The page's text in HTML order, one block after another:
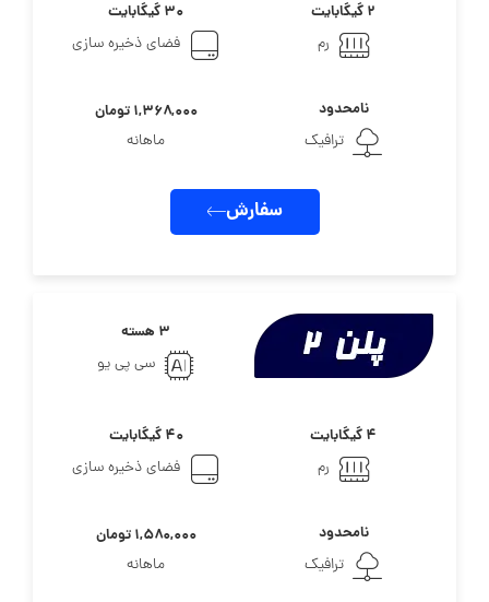
۲ گیگابایت
رم
۳۰ گیگابایت
فضای ذخیره سازی
نامحدود
ترافیک
۱,۳۶۸,۰۰۰ تومان
ماهانه
سفارش
۳ هسته
سی پی یو
۴ گیگابایت
رم
۴۰ گیگابایت
فضای ذخیره سازی
نامحدود
ترافیک
۱,۵۸۰,۰۰۰ تومان
ماهانه